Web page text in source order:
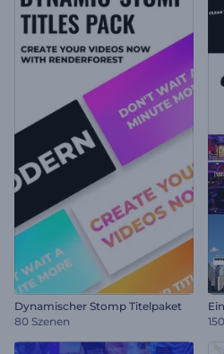
Dynamischer Stomp Titelpaket
80 Szenen